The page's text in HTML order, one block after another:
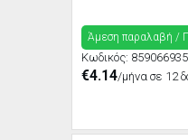
Άμεση παραλαβή /
Κωδικός:
€4.14/μήνα σε 12